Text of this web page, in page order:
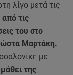
λίγο μετά τις
τις
του στο
Μαρτάκη.
με
της